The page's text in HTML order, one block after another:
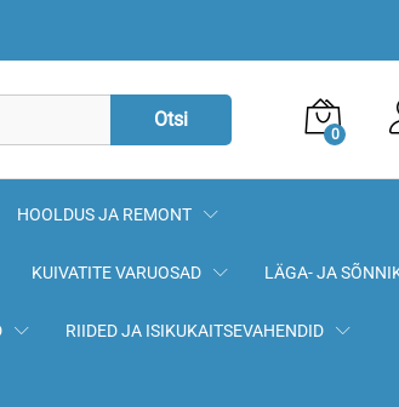
Otsi
0
HOOLDUS JA REMONT
KUIVATITE VARUOSAD LÄGA- JA
RIIDED JA ISIKUKAITSEVAHENDID